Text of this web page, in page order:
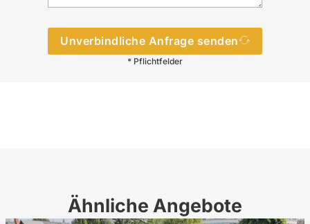
Unverbindliche Anfrage senden
* Pflichtfelder
Ähnliche Angebote